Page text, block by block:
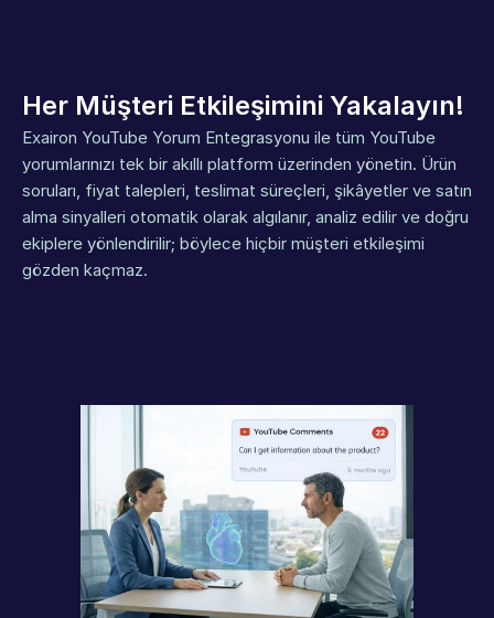
Her Müşteri Etkileşimini Yakalayın!
Exairon YouTube Yorum Entegrasyonu ile tüm YouTube
yorumlarınızı tek bir akıllı platform üzerinden yönetin. Ürün
soruları, fiyat talepleri, teslimat süreçleri, şikâyetler ve satın
alma sinyalleri otomatik olarak algılanır, analiz edilir ve doğru
ekiplere yönlendirilir; böylece hiçbir müşteri etkileşimi
gözden kaçmaz.